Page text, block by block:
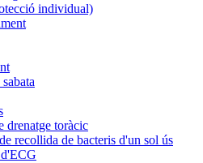
individual)
drenatge toràcic
recollida de bacteris d'un sol ús